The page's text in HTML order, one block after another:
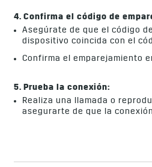
4. Confirma el código de
Asegúrate de que el código
dispositivo coincida con el
Confirma el emparejamiento
5. Prueba la conexión:
Realiza una llamada o
asegurarte de que la